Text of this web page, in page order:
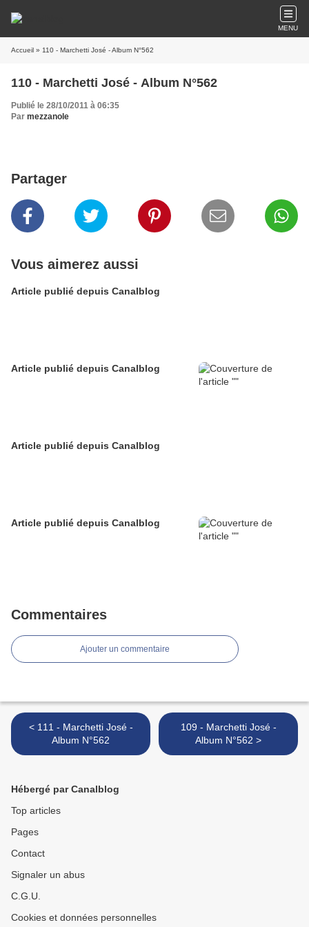
MENU
Accueil » 110 - Marchetti José - Album N°562
110 - Marchetti José - Album N°562
Publié le 28/10/2011 à 06:35
Par mezzanole
Partager
Vous aimerez aussi
Article publié depuis Canalblog
Article publié depuis Canalblog
Article publié depuis Canalblog
Article publié depuis Canalblog
Commentaires
Ajouter un commentaire
< 111 - Marchetti José -
Album N°562
109 - Marchetti José -
Album N°562 >
Hébergé par Canalblog
Top articles
Pages
Contact
Signaler un abus
C.G.U.
Cookies et données personnelles